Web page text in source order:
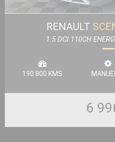
RENAULT
1.5 DCI 110CH
190 800 KMS
6